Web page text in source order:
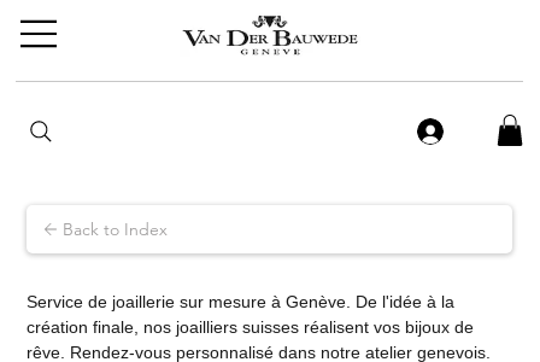
Back to Index
Service de joaillerie sur mesure à Genève. De l'idée à la
création finale, nos joailliers suisses réalisent vos bijoux de
rêve. Rendez-vous personnalisé dans notre atelier genevois.